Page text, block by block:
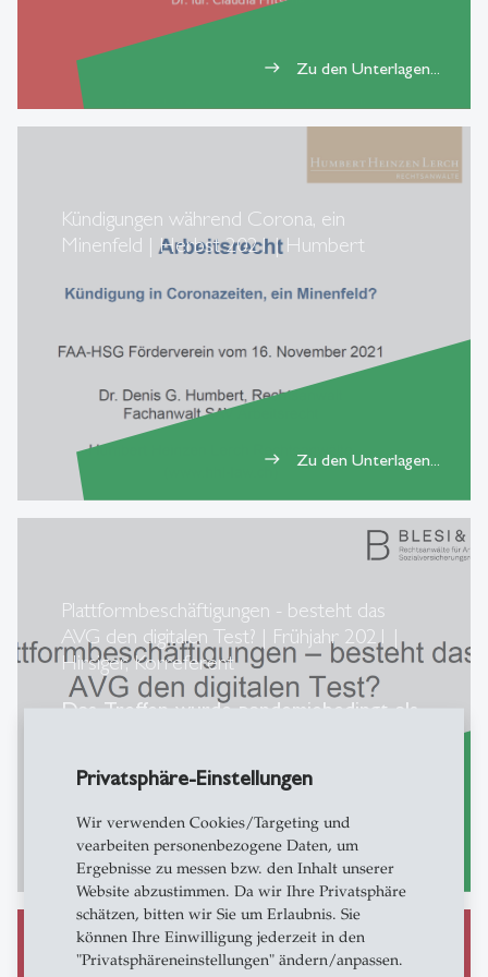
Privatsphäre-Einstellungen
Wir verwenden Cookies/Targeting und
vearbeiten personenbezogene Daten, um
Ergebnisse zu messen bzw. den Inhalt unserer
Website abzustimmen. Da wir Ihre Privatsphäre
schätzen, bitten wir Sie um Erlaubnis. Sie
können Ihre Einwilligung jederzeit in den
"Privatsphäreneinstellungen" ändern/anpassen.
east Zu den Unterlagen...
Kündigungen während Corona, ein
Minenfeld | Herbst 2021 | Humbert
east Zu den Unterlagen...
Plattformbeschäftigungen - besteht das
AVG den digitalen Test? | Frühjahr 2021 |
Hirsiger, Korreferent
Das Treffen wurde pandemiebedingt als
east Zu den Unterlagen...